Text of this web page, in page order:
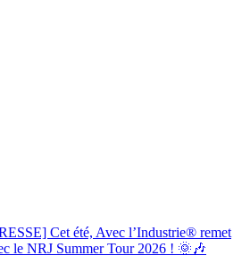
Cet été, Avec l’Industrie® remet
le NRJ Summer Tour 2026 ! 🌞🎶